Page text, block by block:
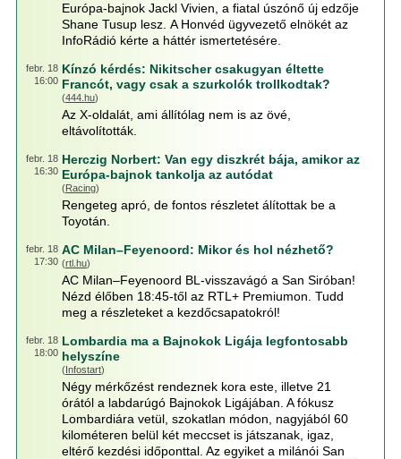
Európa-bajnok Jackl Vivien, a fiatal úszónő új edzője
Shane Tusup lesz. A Honvéd ügyvezető elnökét az
InfoRádió kérte a háttér ismertetésére.
febr. 18
16:00
Kínzó kérdés: Nikitscher csakugyan éltette
Francót, vagy csak a szurkolók trollkodtak?
(444.hu)
Az X-oldalát, ami állítólag nem is az övé,
eltávolították.
febr. 18
16:30
Herczig Norbert: Van egy diszkrét bája, amikor az
Európa-bajnok tankolja az autódat
(Racing)
Rengeteg apró, de fontos részletet álítottak be a
Toyotán.
febr. 18
17:30
AC Milan–Feyenoord: Mikor és hol nézhető?
(rtl.hu)
AC Milan–Feyenoord BL-visszavágó a San Siróban!
Nézd élőben 18:45-től az RTL+ Premiumon. Tudd
meg a részleteket a kezdőcsapatokról!
febr. 18
18:00
Lombardia ma a Bajnokok Ligája legfontosabb
helyszíne
(Infostart)
Négy mérkőzést rendeznek kora este, illetve 21
órától a labdarúgó Bajnokok Ligájában. A fókusz
Lombardiára vetül, szokatlan módon, nagyjából 60
kilométeren belül két meccset is játszanak, igaz,
eltérő kezdési időponttal. Az egyiket a milánói San